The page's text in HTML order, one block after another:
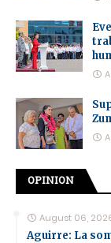
OPINION
August 06,
Aguirre: La